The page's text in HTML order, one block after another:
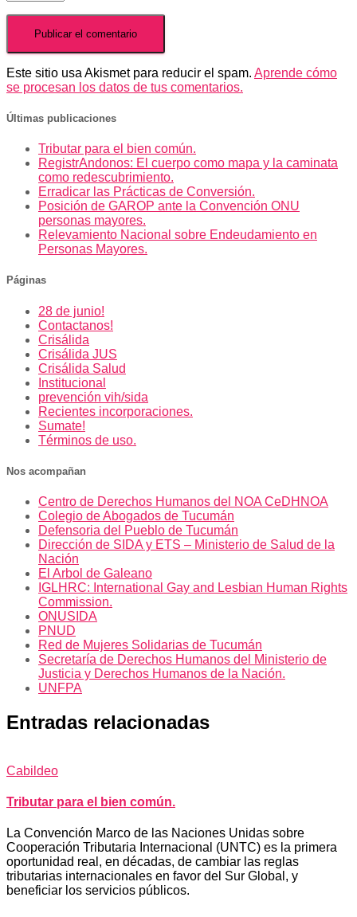
Este sitio usa Akismet para reducir el spam. Aprende cómo
se procesan los datos de tus comentarios.
Últimas publicaciones
Tributar para el bien común.
RegistrAndonos: El cuerpo como mapa y la caminata
como redescubrimiento.
Erradicar las Prácticas de Conversión.
Posición de GAROP ante la Convención ONU
personas mayores.
Relevamiento Nacional sobre Endeudamiento en
Personas Mayores.
Páginas
28 de junio!
Contactanos!
Crisálida
Crisálida JUS
Crisálida Salud
Institucional
prevención vih/sida
Recientes incorporaciones.
Sumate!
Términos de uso.
Nos acompañan
Centro de Derechos Humanos del NOA CeDHNOA
Colegio de Abogados de Tucumán
Defensoria del Pueblo de Tucumán
Dirección de SIDA y ETS – Ministerio de Salud de la
Nación
El Arbol de Galeano
IGLHRC: International Gay and Lesbian Human Rights
Commission.
ONUSIDA
PNUD
Red de Mujeres Solidarias de Tucumán
Secretaría de Derechos Humanos del Ministerio de
Justicia y Derechos Humanos de la Nación.
UNFPA
Entradas relacionadas
Cabildeo
Tributar para el bien común.
La Convención Marco de las Naciones Unidas sobre
Cooperación Tributaria Internacional (UNTC) es la primera
oportunidad real, en décadas, de cambiar las reglas
tributarias internacionales en favor del Sur Global, y
beneficiar los servicios públicos.